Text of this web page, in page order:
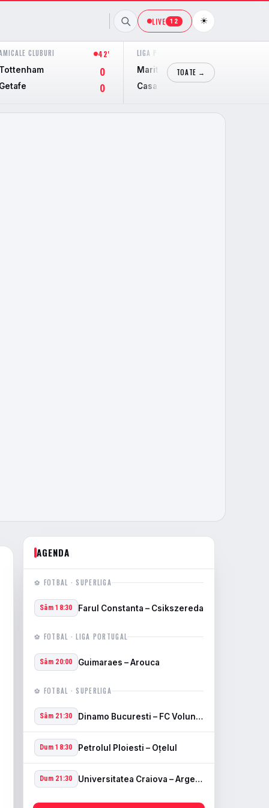
LIVE 12 ☀
CLUBURI 42'
0
0
LIGA PORTUGAL
Maritimo
Casa Pia
TOATE →
AGENDA
⚽ FOTBAL · SUPERLIGA
Sâm 18:30 Farul Constanta – Csikszereda
⚽ FOTBAL · LIGA PORTUGAL
Sâm 20:00 Guimaraes – Arouca
⚽ FOTBAL · SUPERLIGA
Sâm 21:30 Dinamo Bucuresti – FC Voluntari
Dum 18:30 Petrolul Ploiesti – Oţelul
Dum 21:30 Universitatea Craiova – Arges Pitesti